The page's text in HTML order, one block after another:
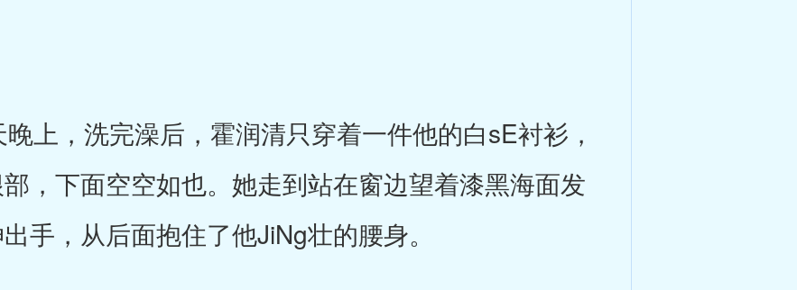
上，洗完澡后，霍润清只穿着一件他的白sE衬衫，
，下面空空如也。她走到站在窗边望着漆黑海面发
手，从后面抱住了他JiNg壮的腰身。